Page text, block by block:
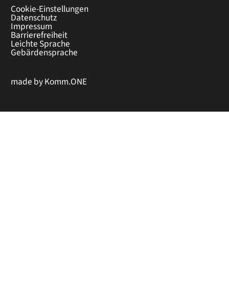
Cookie-Einstellungen
Datenschutz
Impressum
Barrierefreiheit
Leichte Sprache
Gebärdensprache
made byKomm.ONE